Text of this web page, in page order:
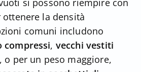
si possono riempire con
la densità
comuni includono
compressi, vecchi vestiti
o per un peso maggiore,